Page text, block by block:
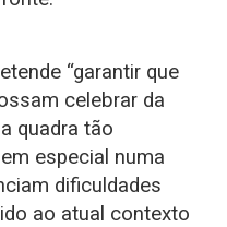
“garantir que
celebrar da
quadra tão
especial numa
dificuldades
ao atual contexto